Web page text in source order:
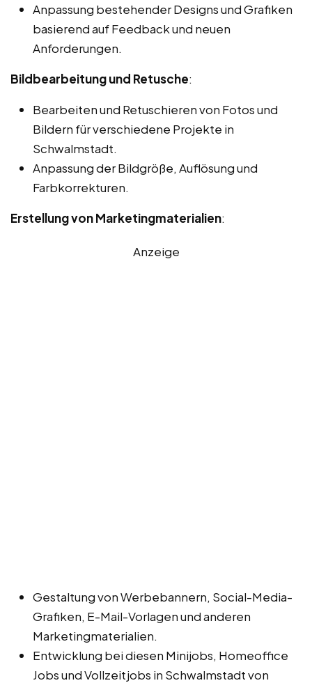
Anpassung bestehender Designs und Grafiken
basierend auf Feedback und neuen
Anforderungen.
Bildbearbeitung und Retusche:
Bearbeiten und Retuschieren von Fotos und
Bildern für verschiedene Projekte in
Schwalmstadt.
Anpassung der Bildgröße, Auflösung und
Farbkorrekturen.
Erstellung von Marketingmaterialien:
Anzeige
Gestaltung von Werbebannern, Social-Media-
Grafiken, E-Mail-Vorlagen und anderen
Marketingmaterialien.
Entwicklung bei diesen Minijobs, Homeoffice
Jobs und Vollzeitjobs in Schwalmstadt von